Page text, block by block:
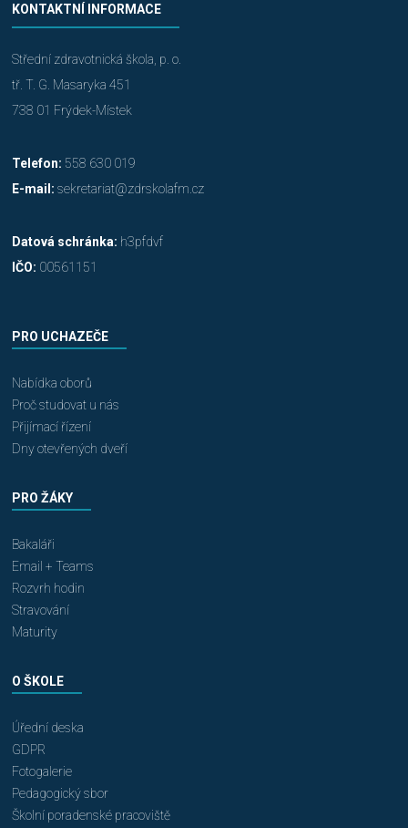
KONTAKTNÍ INFORMACE
Střední zdravotnická škola, p. o.
tř. T. G. Masaryka 451
738 01 Frýdek-Místek
Telefon: 558 630 019
E-mail: sekretariat@zdrskolafm.cz
Datová schránka: h3pfdvf
IČO: 00561151
PRO UCHAZEČE
Nabídka oborů
Proč studovat u nás
Přijímací řízení
Dny otevřených dveří
PRO ŽÁKY
Bakaláři
Email + Teams
Rozvrh hodin
Stravování
Maturity
O ŠKOLE
Úřední deska
GDPR
Fotogalerie
Pedagogický sbor
Školní poradenské pracoviště